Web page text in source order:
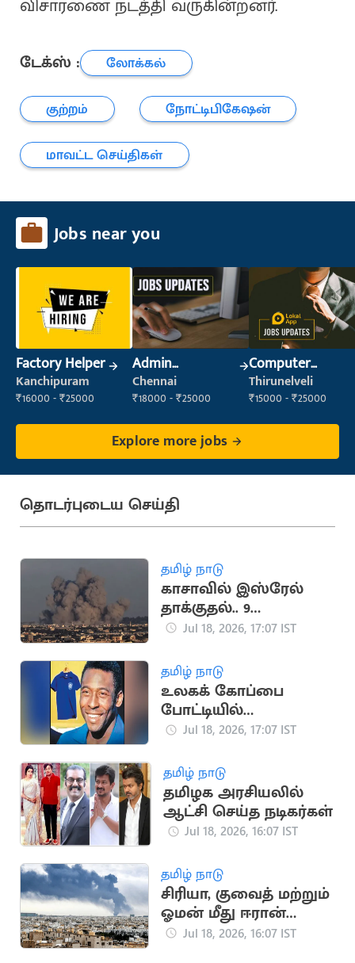
விசாரணை நடத்தி வருகின்றனர்.
டேக்ஸ் :
லோக்கல்
குற்றம்
நோட்டிபிகேஷன்
மாவட்ட செய்திகள்
Jobs near you
Factory Helper
Kanchipuram
₹16000 - ₹25000
Admin
Supervisor
Chennai
₹18000 - ₹25000
Computer
Operator
Thirunelveli
₹15000 - ₹25000
Explore more jobs
தொடர்புடைய செய்தி
தமிழ் நாடு
காசாவில் இஸ்ரேல்
தாக்குதல்.. 9
பாலஸ்தீனர்கள்
Jul 18, 2026, 17:07 IST
தமிழ் நாடு
உலகக் கோப்பை
போட்டியில்
பயன்படுத்திய பீலே
ஏலம்
Jul 18, 2026, 17:07 IST
தமிழ் நாடு
தமிழக அரசியலில்
ஆட்சி செய்த நடிகர்கள்
Jul 18, 2026, 16:07 IST
தமிழ் நாடு
சிரியா, குவைத் மற்றும்
ஓமன் மீது ஈரான்
பதிலடி தாக்குதல்
Jul 18, 2026, 16:07 IST